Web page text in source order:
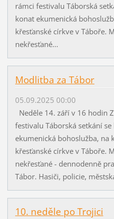
rámci festivalu Táborská
konat ekumenická
křesťanské církve v Táboře.
nekřesťané...
Modlitba za Tábor
05.09.2025 00:00
Neděle 14. září v 16 hodin
festivalu Táborská setkání
ekumenická bohoslužba, na
křesťanské církve v Táboře.
nekřesťané - dennodenně
Tábor. Hasiči, policie,
10. neděle po Trojici